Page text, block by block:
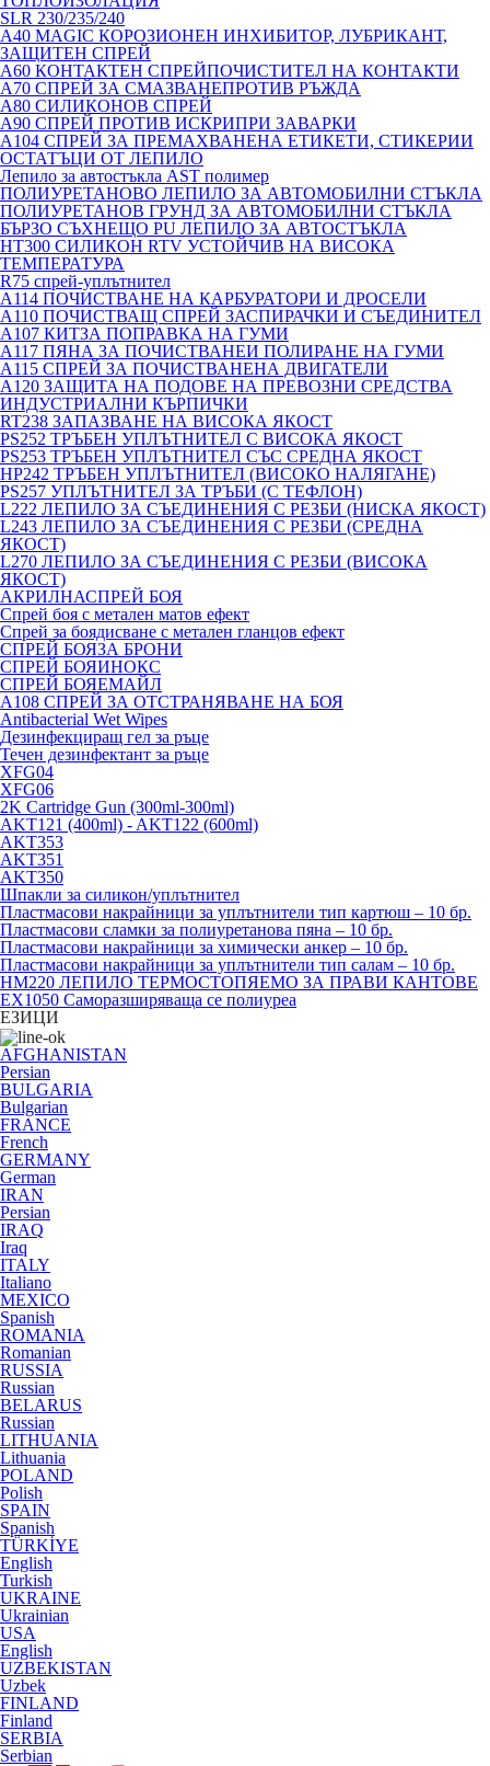
SLR 230/235/240
A40 MAGIC КОРОЗИОНЕН ИНХИБИТОР, ЛУБРИКАНТ,
ЗАЩИТЕН СПРЕЙ
A60 КОНТАКТЕН СПРЕЙПОЧИСТИТЕЛ НА КОНТАКТИ
A70 СПРЕЙ ЗА СМАЗВАНЕПРОТИВ РЪЖДА
A80 СИЛИКОНОВ СПРЕЙ
A90 СПРЕЙ ПРОТИВ ИСКРИПРИ ЗАВАРКИ
A104 СПРЕЙ ЗА ПРЕМАХВАНЕНА ЕТИКЕТИ, СТИКЕРИИ
ОСТАТЪЦИ ОТ ЛЕПИЛО
Лепило за автостъкла AST полимер
ПОЛИУРЕТАНОВО ЛЕПИЛО ЗА АВТОМОБИЛНИ СТЪКЛА
ПОЛИУРЕТАНОВ ГРУНД ЗА АВТОМОБИЛНИ СТЪКЛА
БЪРЗО СЪХНЕЩО PU ЛЕПИЛО ЗА АВТОСТЪКЛА
HT300 СИЛИКОН RTV УСТОЙЧИВ НА ВИСОКА
ТЕМПЕРАТУРА
R75 спрей-уплътнител
A114 ПОЧИСТВАНЕ НА КАРБУРАТОРИ И ДРОСЕЛИ
A110 ПОЧИСТВАЩ СПРЕЙ ЗАСПИРАЧКИ И СЪЕДИНИТЕЛ
A107 КИТЗА ПОПРАВКА НА ГУМИ
A117 ПЯНА ЗА ПОЧИСТВАНЕИ ПОЛИРАНЕ НА ГУМИ
A115 СПРЕЙ ЗА ПОЧИСТВАНЕНА ДВИГАТЕЛИ
A120 ЗАЩИТА НА ПОДОВЕ НА ПРЕВОЗНИ СРЕДСТВА
ИНДУСТРИАЛНИ КЪРПИЧКИ
RT238 ЗАПАЗВАНЕ НА ВИСОКА ЯКОСТ
PS252 ТРЪБЕН УПЛЪТНИТЕЛ С ВИСОКА ЯКОСТ
PS253 ТРЪБЕН УПЛЪТНИТЕЛ СЪС СРЕДНА ЯКОСТ
HP242 ТРЪБЕН УПЛЪТНИТЕЛ (ВИСОКО НАЛЯГАНЕ)
PS257 УПЛЪТНИТЕЛ ЗА ТРЪБИ (С ТЕФЛОН)
L222 ЛЕПИЛО ЗА СЪЕДИНЕНИЯ С РЕЗБИ (НИСКА ЯКОСТ)
L243 ЛЕПИЛО ЗА СЪЕДИНЕНИЯ С РЕЗБИ (СРЕДНА
ЯКОСТ)
L270 ЛЕПИЛО ЗА СЪЕДИНЕНИЯ С РЕЗБИ (ВИСОКА
ЯКОСТ)
АКРИЛНАСПРЕЙ БОЯ
Спрей боя с метален матов ефект
Спрей за боядисване с метален гланцов ефект
СПРЕЙ БОЯЗА БРОНИ
СПРЕЙ БОЯИНОКС
СПРЕЙ БОЯЕМАЙЛ
A108 СПРЕЙ ЗА ОТСТРАНЯВАНЕ НА БОЯ
Antibacterial Wet Wipes
Дезинфекциращ гел за ръце
Течен дезинфектант за ръце
XFG04
XFG06
2K Cartridge Gun (300ml-300ml)
AKT121 (400ml) - AKT122 (600ml)
AKT353
AKT351
AKT350
Шпакли за силикон/уплътнител
Пластмасови накрайници за уплътнители тип картюш – 10 бр.
Пластмасови сламки за полиуретанова пяна – 10 бр.
Пластмасови накрайници за химически анкер – 10 бр.
Пластмасови накрайници за уплътнители тип салам – 10 бр.
HM220 ЛЕПИЛО ТЕРМОСТОПЯЕМО ЗА ПРАВИ КАНТОВЕ
EX1050 Саморазширяваща се полиуреа
ЕЗИЦИ
AFGHANISTAN
Persian
BULGARIA
Bulgarian
FRANCE
French
GERMANY
German
IRAN
Persian
IRAQ
Iraq
ITALY
Italiano
MEXICO
Spanish
ROMANIA
Romanian
RUSSIA
Russian
BELARUS
Russian
LITHUANIA
Lithuania
POLAND
Polish
SPAIN
Spanish
TÜRKİYE
English
Turkish
UKRAINE
Ukrainian
USA
English
UZBEKISTAN
Uzbek
FINLAND
Finland
SERBIA
Serbian